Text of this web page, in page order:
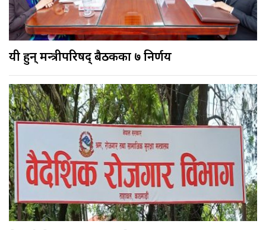
यी हुन् मन्त्रीपरिषद् बैठकका ७ निर्णय